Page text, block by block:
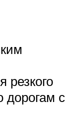
резкого
дорогам с